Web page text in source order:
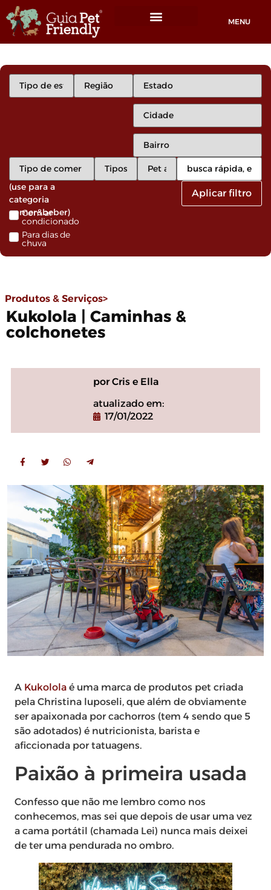
MENU
(use para a
categoria
comer&beber)
Com ar
condicionado
Para dias de
chuva
Aplicar filtro
Produtos & Serviços>
Kukolola | Caminhas &
colchonetes
por Cris e Ella
atualizado em:
17/01/2022
A Kukolola é uma marca de produtos pet criada
pela Christina luposeli, que além de obviamente
ser apaixonada por cachorros (tem 4 sendo que 5
são adotados) é nutricionista, barista e
aficcionada por tatuagens.
Paixão à primeira usada
Confesso que não me lembro como nos
conhecemos, mas sei que depois de usar uma vez
a cama portátil (chamada Lei) nunca mais deixei
de ter uma pendurada no ombro.